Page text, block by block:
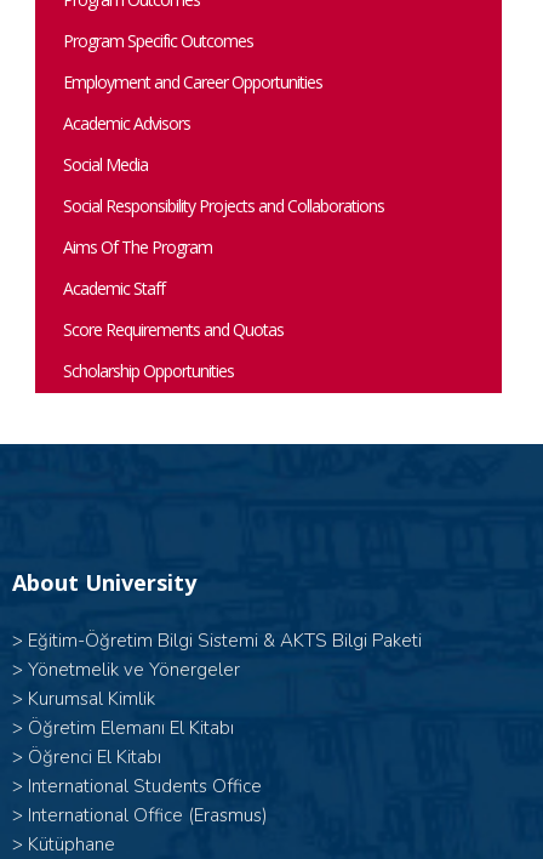
Program Specific Outcomes
Employment and Career Opportunities
Academic Advisors
Social Media
Social Responsibility Projects and Collaborations
Aims Of The Program
Academic Staff
Score Requirements and Quotas
Scholarship Opportunities
About University
> Eğitim-Öğretim Bilgi Sistemi & AKTS Bilgi Paketi
> Yönetmelik ve Yönergeler
> Kurumsal Kimlik
> Öğretim Elemanı El Kitabı
> Öğrenci El Kitabı
> International Students Office
> International Office (Erasmus)
> Kütüphane